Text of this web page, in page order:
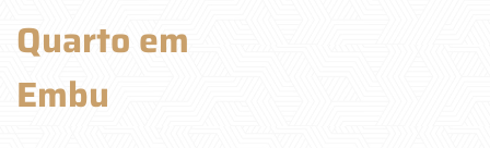
Quarto em
Embu